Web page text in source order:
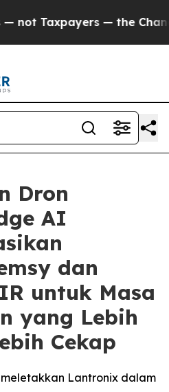
— the Chance to Cash
Dron
AI
dan
untuk Masa
yang Lebih
Cekap
Lantronix dalam